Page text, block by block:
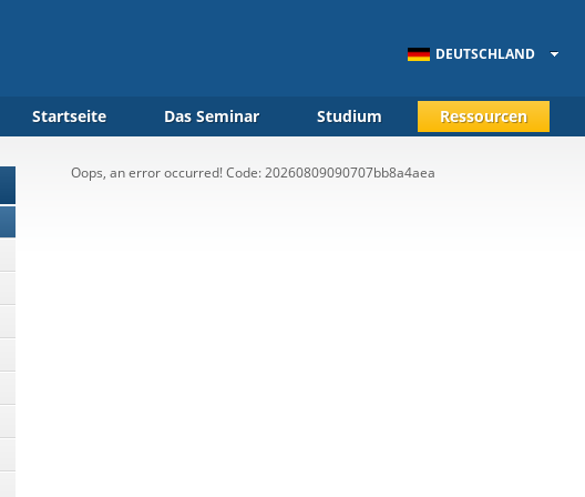
DEUTSCHLAND
Startseite Das Seminar Studium Ressourcen
Oops, an error occurred! Code: 20260809090707bb8a4aea